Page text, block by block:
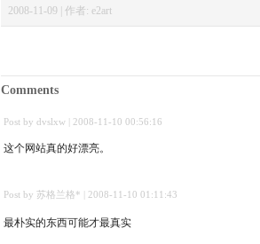
2008-11-09 | 作者: e2art
Comments
Post by dvslxw | 2008-11-10 00:56:16
这个网站真的好漂亮。
Post by 苏格兰格* | 2008-11-10 01:11:43
最朴实的东西可能才最真实